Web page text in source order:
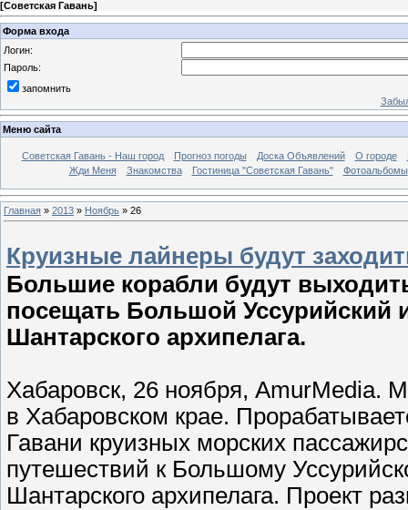
[Советская Гавань]
Форма входа
Логин:
Пароль:
запомнить
Меню сайта
Советская Гавань - Наш город Прогноз погоды Доска Объявлений О городе
Жди Меня
Знакомства Гостиница "Советская Гавань" Фотоальбомы
Главная » 2013 » Ноябрь » 26
Круизные лайнеры будут
Большие корабли будут
посещать Большой Уссурийский
Шантарского архипелага.
Хабаровск, 26 ноября, AmurMedia.
в Хабаровском крае.
Гавани круизных морских
путешествий к Большому
Шантарского архипелага. Проект